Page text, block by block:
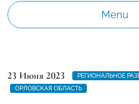
Menu
23 Июня 2023
РЕГИОНАЛЬНОЕ
ОРЛОВСКАЯ ОБЛАСТЬ